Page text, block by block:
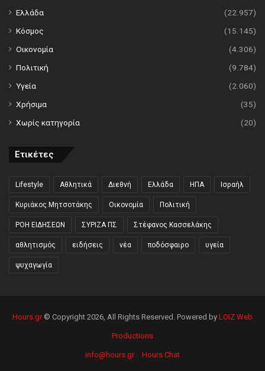
Ελλάδα
(22.957)
Κόσμος
(15.145)
Οικονομία
(4.306)
Πολιτική
(9.784)
Υγεία
(2.060)
Χρήσιμα
(35)
Χωρίς κατηγορία
(20)
Ετικέτες
Lifestyle Αθλητικά Διεθνή Ελλάδα ΗΠΑ Ισραήλ
Κυριάκος Μητσοτάκης Οικονομία Πολιτική
ΡΟΗ ΕΙΔΗΣΕΩΝ ΣΥΡΙΖΑ ΠΣ Στέφανος Κασσελάκης
αθλητισμός ειδήσεις νέα ποδόσφαιρο υγεία
ψυχαγωγία
Hours.gr© Copyright 2026, All Rights Reserved. Powered by LOIZ Web
Productions
info@hours.gr Hours Chat